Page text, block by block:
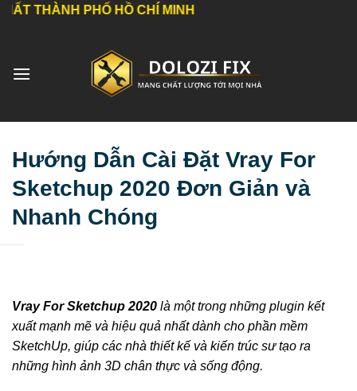
Bỏ
dung
PHỐ HỒ CHÍ MINH
Hướng Dẫn Cài Đặt Vray For
Sketchup 2020 Đơn Giản và
Nhanh Chóng
Vray For Sketchup 2020 là một trong những plugin kết
xuất mạnh mẽ và hiệu quả nhất dành cho phần mềm
SketchUp, giúp các nhà thiết kế và kiến trúc sư tạo ra
những hình ảnh 3D chân thực và sống động.